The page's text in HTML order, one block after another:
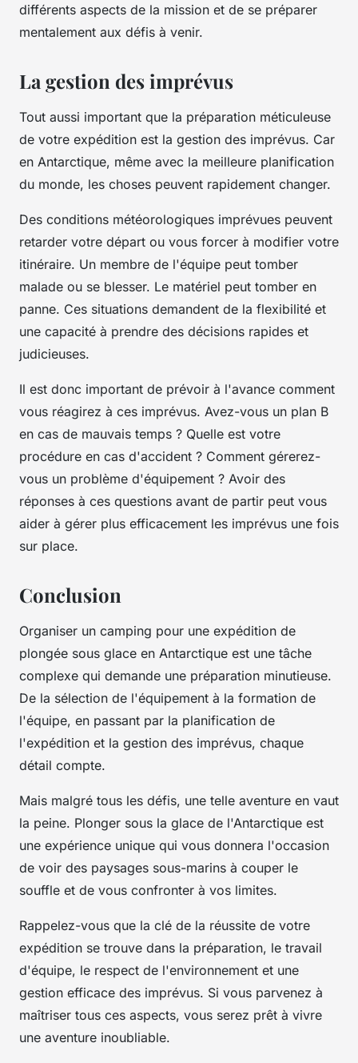
différents aspects de la mission et de se préparer
mentalement aux défis à venir.
La gestion des imprévus
Tout aussi important que la préparation méticuleuse
de votre expédition est la gestion des imprévus. Car
en Antarctique, même avec la meilleure planification
du monde, les choses peuvent rapidement changer.
Des conditions météorologiques imprévues peuvent
retarder votre départ ou vous forcer à modifier votre
itinéraire. Un membre de l'équipe peut tomber
malade ou se blesser. Le matériel peut tomber en
panne. Ces situations demandent de la flexibilité et
une capacité à prendre des décisions rapides et
judicieuses.
Il est donc important de prévoir à l'avance comment
vous réagirez à ces imprévus. Avez-vous un plan B
en cas de mauvais temps ? Quelle est votre
procédure en cas d'accident ? Comment gérerez-
vous un problème d'équipement ? Avoir des
réponses à ces questions avant de partir peut vous
aider à gérer plus efficacement les imprévus une fois
sur place.
Conclusion
Organiser un camping pour une expédition de
plongée sous glace en Antarctique est une tâche
complexe qui demande une préparation minutieuse.
De la sélection de l'équipement à la formation de
l'équipe, en passant par la planification de
l'expédition et la gestion des imprévus, chaque
détail compte.
Mais malgré tous les défis, une telle aventure en vaut
la peine. Plonger sous la glace de l'Antarctique est
une expérience unique qui vous donnera l'occasion
de voir des paysages sous-marins à couper le
souffle et de vous confronter à vos limites.
Rappelez-vous que la clé de la réussite de votre
expédition se trouve dans la préparation, le travail
d'équipe, le respect de l'environnement et une
gestion efficace des imprévus. Si vous parvenez à
maîtriser tous ces aspects, vous serez prêt à vivre
une aventure inoubliable.